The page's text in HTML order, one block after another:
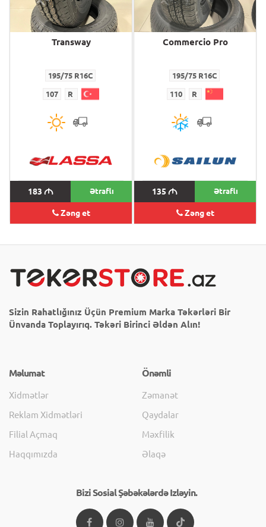
Transway
195/75 R16C
107 R
183 M Ətraflı
Zəng et
Commercio Pro
195/75 R16C
110 R
135 M Ətraflı
Zəng et
Sizin Rahatlığınız Üçün Premium Marka Təkərləri Bir
Ünvanda Toplayırıq. Təkəri Birinci Əldən Alın!
Məlumat
Xidmətlər
Reklam Xidmətləri
Filial Açmaq
Haqqımızda
Önəmli
Zəmanət
Qaydalar
Məxfilik
Əlaqə
Bizi Sosial Şəbəkələrdə Izləyin.